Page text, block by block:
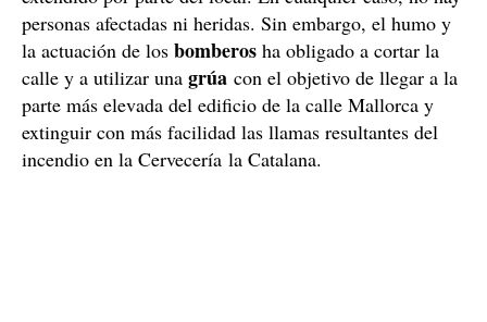
personas afectadas ni heridas. Sin embargo, el humo y
la actuación de los bomberos ha obligado a cortar la
calle y a utilizar una grúa con el objetivo de llegar a la
parte más elevada del edificio de la calle Mallorca y
extinguir con más facilidad las llamas resultantes del
incendio en la Cervecería la Catalana.